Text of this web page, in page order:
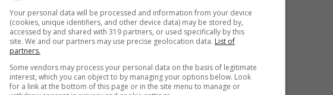
Your personal data will be processed and information from your device
(cookies, unique identifiers, and other device data) may be stored by,
accessed by and shared with 319 partners, or used specifically by this
site. We and our partners may use precise geolocation data. List of
partners.
Some vendors may process your personal data on the basis of legitimate
interest, which you can object to by managing your options below. Look
for a link at the bottom of this page or in the site menu to manage or